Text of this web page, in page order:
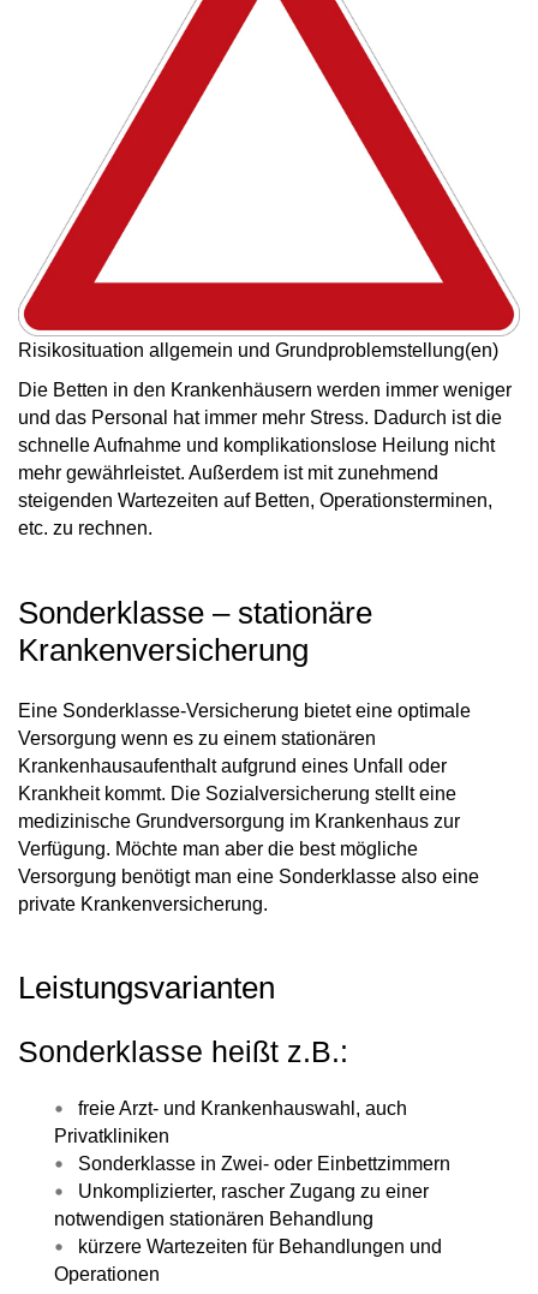
Risikosituation allgemein und Grundproblemstellung(en)
Die Betten in den Krankenhäusern werden immer weniger
und das Personal hat immer mehr Stress. Dadurch ist die
schnelle Aufnahme und komplikationslose Heilung nicht
mehr gewährleistet. Außerdem ist mit zunehmend
steigenden Wartezeiten auf Betten, Operationsterminen,
etc. zu rechnen.
Sonderklasse – stationäre
Krankenversicherung
Eine Sonderklasse-Versicherung bietet eine optimale
Versorgung wenn es zu einem stationären
Krankenhausaufenthalt aufgrund eines Unfall oder
Krankheit kommt. Die Sozialversicherung stellt eine
medizinische Grundversorgung im Krankenhaus zur
Verfügung. Möchte man aber die best mögliche
Versorgung benötigt man eine Sonderklasse also eine
private Krankenversicherung.
Leistungsvarianten
Sonderklasse heißt z.B.:
freie Arzt- und Krankenhauswahl, auch
Privatkliniken
Sonderklasse in Zwei- oder Einbettzimmern
Unkomplizierter, rascher Zugang zu einer
notwendigen stationären Behandlung
kürzere Wartezeiten für Behandlungen und
Operationen